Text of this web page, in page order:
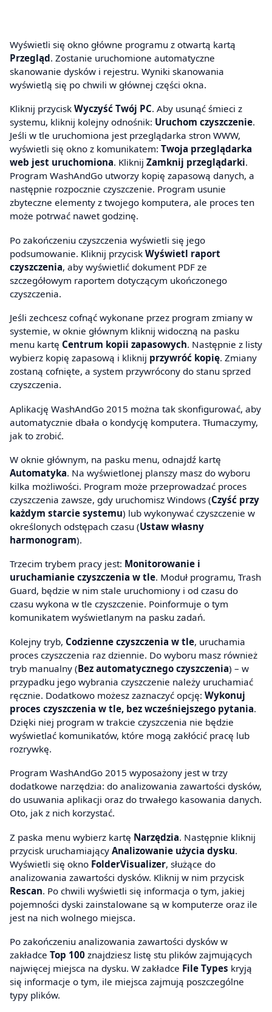
Wyświetli się okno główne programu z otwartą kartą
Przegląd. Zostanie uruchomione automatyczne
skanowanie dysków i rejestru. Wyniki skanowania
wyświetlą się po chwili w głównej części okna.
Kliknij przycisk Wyczyść Twój PC. Aby usunąć śmieci z
systemu, kliknij kolejny odnośnik: Uruchom czyszczenie.
Jeśli w tle uruchomiona jest przeglądarka stron WWW,
wyświetli się okno z komunikatem: Twoja przeglądarka
web jest uruchomiona. Kliknij Zamknij przeglądarki.
Program WashAndGo utworzy kopię zapasową danych, a
następnie rozpocznie czyszczenie. Program usunie
zbyteczne elementy z twojego komputera, ale proces ten
może potrwać nawet godzinę.
Po zakończeniu czyszczenia wyświetli się jego
podsumowanie. Kliknij przycisk Wyświetl raport
czyszczenia, aby wyświetlić dokument PDF ze
szczegółowym raportem dotyczącym ukończonego
czyszczenia.
Jeśli zechcesz cofnąć wykonane przez program zmiany w
systemie, w oknie głównym kliknij widoczną na pasku
menu kartę Centrum kopii zapasowych. Następnie z listy
wybierz kopię zapasową i kliknij przywróć kopię. Zmiany
zostaną cofnięte, a system przywrócony do stanu sprzed
czyszczenia.
Aplikację WashAndGo 2015 można tak skonfigurować, aby
automatycznie dbała o kondycję komputera. Tłumaczymy,
jak to zrobić.
W oknie głównym, na pasku menu, odnajdź kartę
Automatyka. Na wyświetlonej planszy masz do wyboru
kilka możliwości. Program może przeprowadzać proces
czyszczenia zawsze, gdy uruchomisz Windows (Czyść przy
każdym starcie systemu) lub wykonywać czyszczenie w
określonych odstępach czasu (Ustaw własny
harmonogram).
Trzecim trybem pracy jest: Monitorowanie i
uruchamianie czyszczenia w tle. Moduł programu, Trash
Guard, będzie w nim stale uruchomiony i od czasu do
czasu wykona w tle czyszczenie. Poinformuje o tym
komunikatem wyświetlanym na pasku zadań.
Kolejny tryb, Codzienne czyszczenia w tle, uruchamia
proces czyszczenia raz dziennie. Do wyboru masz również
tryb manualny (Bez automatycznego czyszczenia) – w
przypadku jego wybrania czyszczenie należy uruchamiać
ręcznie. Dodatkowo możesz zaznaczyć opcję: Wykonuj
proces czyszczenia w tle, bez wcześniejszego pytania.
Dzięki niej program w trakcie czyszczenia nie będzie
wyświetlać komunikatów, które mogą zakłócić pracę lub
rozrywkę.
Program WashAndGo 2015 wyposażony jest w trzy
dodatkowe narzędzia: do analizowania zawartości dysków,
do usuwania aplikacji oraz do trwałego kasowania danych.
Oto, jak z nich korzystać.
Z paska menu wybierz kartę Narzędzia. Następnie kliknij
przycisk uruchamiający Analizowanie użycia dysku.
Wyświetli się okno FolderVisualizer, służące do
analizowania zawartości dysków. Kliknij w nim przycisk
Rescan. Po chwili wyświetli się informacja o tym, jakiej
pojemności dyski zainstalowane są w komputerze oraz ile
jest na nich wolnego miejsca.
Po zakończeniu analizowania zawartości dysków w
zakładce Top 100 znajdziesz listę stu plików zajmujących
najwięcej miejsca na dysku. W zakładce File Types kryją
się informacje o tym, ile miejsca zajmują poszczególne
typy plików.